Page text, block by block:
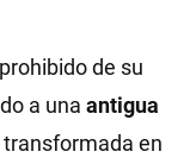
de su
a una antigua
en